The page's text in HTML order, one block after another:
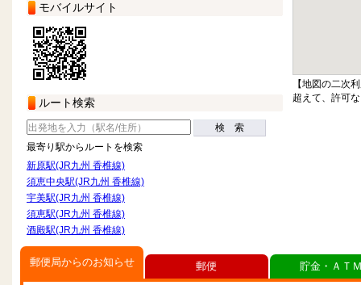
モバイルサイト
ルート検索
検 索
最寄り駅からルートを検索
新原駅(JR九州 香椎線)
須恵中央駅(JR九州 香椎線)
宇美駅(JR九州 香椎線)
須恵駅(JR九州 香椎線)
酒殿駅(JR九州 香椎線)
【地図の二次
超えて、許可
郵便局からのお知らせ 郵便 貯金・ＡＴ